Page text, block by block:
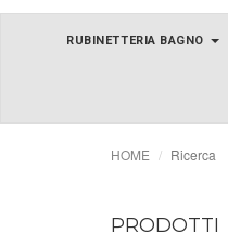
RUBINETTERIA BAGNO
HOME Ricerca
PRODOTTI